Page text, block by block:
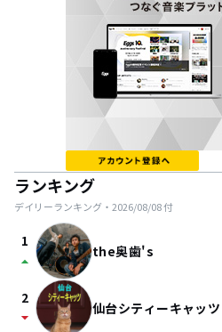
ランキング
デイリーランキング・ 2026/08/08付
1
arrow_drop_up the奥歯's
2
arrow_drop_down 仙台シティーキャッツ